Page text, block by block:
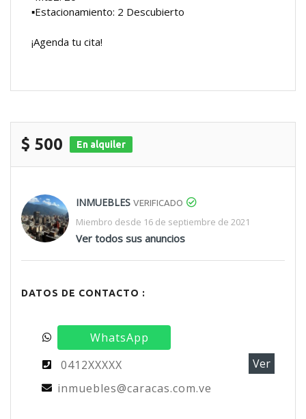
▪️Estacionamiento: 2 Descubierto⁣
¡Agenda tu cita!⁣⁣
$ 500 En alquiler
INMUEBLES VERIFICADO
Miembro desde 16 de septiembre de 2021
Ver todos sus anuncios
DATOS DE CONTACTO :
WhatsApp
0412XXXXX
Ver
inmuebles@caracas.com.ve